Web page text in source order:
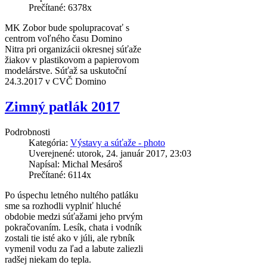
Prečítané: 6378x
MK Zobor bude spolupracovať s
centrom voľného času Domino
Nitra pri organizácii okresnej súťaže
žiakov v plastikovom a papierovom
modelárstve. Súťaž sa uskutoční
24.3.2017 v CVČ Domino
Zimný patlák 2017
Podrobnosti
Kategória: Výstavy a súťaže - photo
Uverejnené: utorok, 24. január 2017, 23:03
Napísal: Michal Mesároš
Prečítané: 6114x
Po úspechu letného nultého patláku
sme sa rozhodli vyplniť hluché
obdobie medzi súťažami jeho prvým
pokračovaním. Lesík, chata i vodník
zostali tie isté ako v júli, ale rybník
vymenil vodu za ľad a labute zaliezli
radšej niekam do tepla.